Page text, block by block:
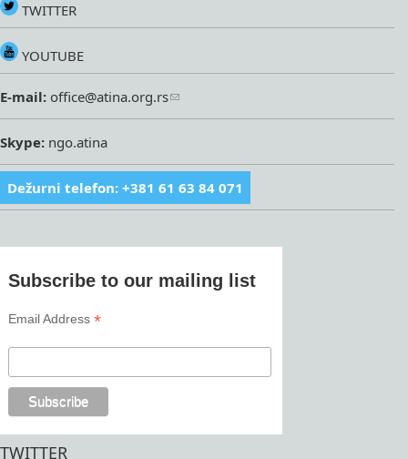
TWITTER
YOUTUBE
E-mail: office@atina.org.rs
Skype: ngo.atina
Dežurni telefon: +381 61 63 84 071
Subscribe to our mailing list
Email Address*
TWITTER